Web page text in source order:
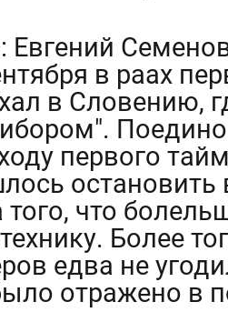
Евгений
в раах
в Словению,
первого
остановить
того, что
Более
едва не
отражено в